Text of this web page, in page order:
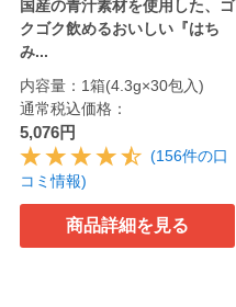
国産の青汁素材を使用した、ゴ
クゴク飲めるおいしい『はち
み...
内容量：1箱(4.3g×30包入)
通常税込価格：
5,076円
(156件の口
コミ情報)
商品詳細を見る